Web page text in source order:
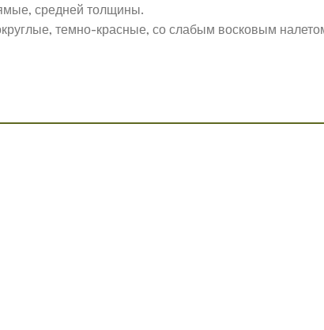
средней толщины.
темно-красные, со слабым восковым